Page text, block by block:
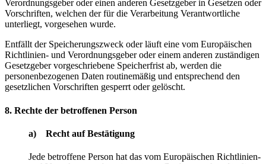
Verordnungsgeber oder einen anderen Gesetzgeber in Gesetzen oder
Vorschriften, welchen der für die Verarbeitung Verantwortliche
unterliegt, vorgesehen wurde.
Entfällt der Speicherungszweck oder läuft eine vom Europäischen
Richtlinien- und Verordnungsgeber oder einem anderen zuständigen
Gesetzgeber vorgeschriebene Speicherfrist ab, werden die
personenbezogenen Daten routinemäßig und entsprechend den
gesetzlichen Vorschriften gesperrt oder gelöscht.
8. Rechte der betroffenen Person
a) Recht auf Bestätigung
Jede betroffene Person hat das vom Europäischen Richtlinien-